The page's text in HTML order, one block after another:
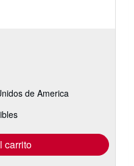
de America
carrito